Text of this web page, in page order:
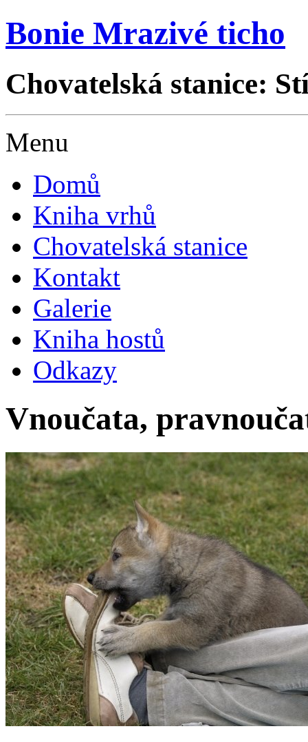
Bonie Mrazivé ticho
Chovatelská stanice:
Menu
Domů
Kniha vrhů
Chovatelská stanice
Kontakt
Galerie
Kniha hostů
Odkazy
Vnoučata,